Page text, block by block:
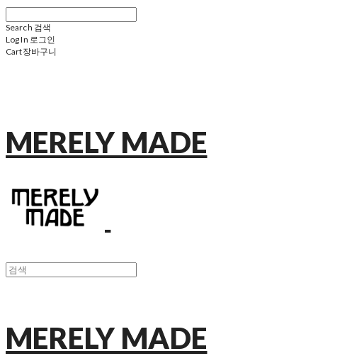
Search 검색
Log In 로그인
Cart장바구니
MERELY MADE
MERELY MADE